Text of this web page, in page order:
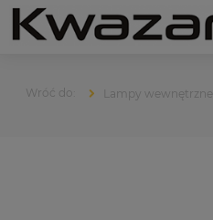
Lampy wewnętrzne